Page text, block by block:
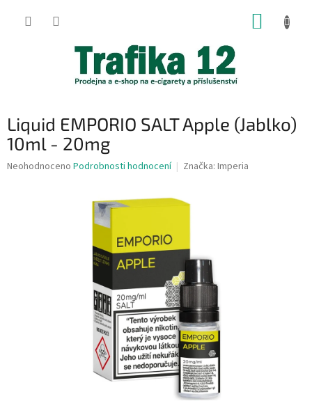
Liquid EMPORIO SALT Apple (Jablko)
10ml - 20mg
Průměrné
Neohodnoceno Podrobnosti hodnocení Značka: Imperia